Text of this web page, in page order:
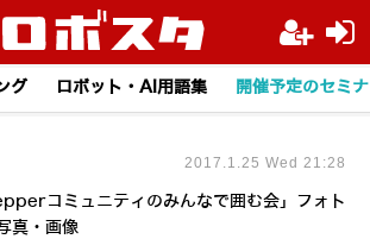
グ ロボット・AI用語集 開催予定のセミ
コミュニティのみんなで囲む会」フォト
真・画像
2017.1.25 Wed 21:28